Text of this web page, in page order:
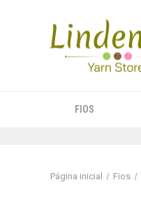
FIOS
Página inicial Fios